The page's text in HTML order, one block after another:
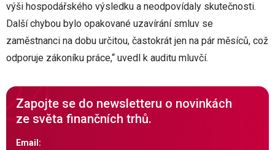
výši hospodářského výsledku a neodpovídaly skutečnosti.
Další chybou bylo opakované uzavírání smluv se
zaměstnanci na dobu určitou, častokrát jen na pár měsíců, což
odporuje zákoníku práce,“ uvedl k auditu mluvčí.
Zapojte se do newsletteru o novinkách
ze světa finančních trhů.
Email: